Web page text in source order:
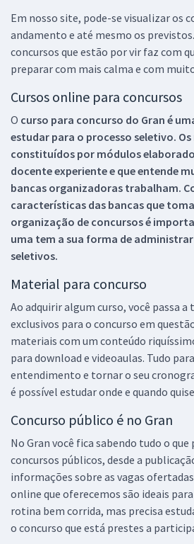
Em nosso site, pode-se visualizar os
andamento e até mesmo os
concursos que estão por vir faz com
preparar com mais calma e com
Cursos online para concursos
O curso para concurso do Gran é
estudar para o processo seletivo.
constituídos por módulos
docente experiente e que entende
bancas organizadoras trabalham.
características das bancas que
organização de concursos é
uma tem a sua forma de
seletivos.
Material para concurso
Ao adquirir algum curso, você passa a
exclusivos para o concurso em
materiais com um conteúdo
para download e videoaulas. Tudo
entendimento e tornar o seu
é possível estudar onde e quando
Concurso público é no Gran
No Gran você fica sabendo tudo o que
concursos públicos, desde a
informações sobre as vagas
online que oferecemos são ideais
rotina bem corrida, mas precisa
o concurso que está prestes a